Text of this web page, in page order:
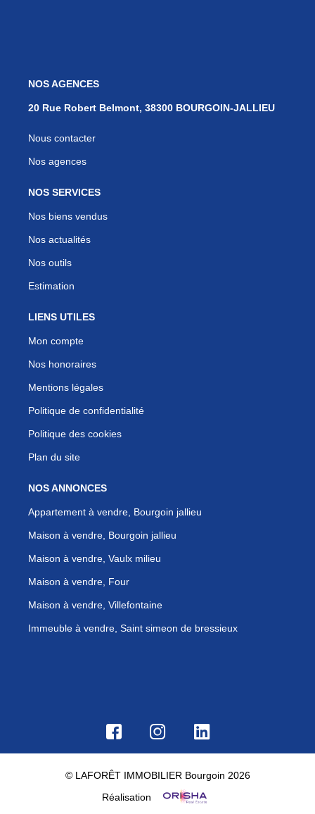
NOS AGENCES
20 Rue Robert Belmont, 38300 BOURGOIN-JALLIEU
Nous contacter
Nos agences
NOS SERVICES
Nos biens vendus
Nos actualités
Nos outils
Estimation
LIENS UTILES
Mon compte
Nos honoraires
Mentions légales
Politique de confidentialité
Politique des cookies
Plan du site
NOS ANNONCES
Appartement à vendre, Bourgoin jallieu
Maison à vendre, Bourgoin jallieu
Maison à vendre, Vaulx milieu
Maison à vendre, Four
Maison à vendre, Villefontaine
Immeuble à vendre, Saint simeon de bressieux
© LAFORÊT IMMOBILIER Bourgoin 2026
Réalisation